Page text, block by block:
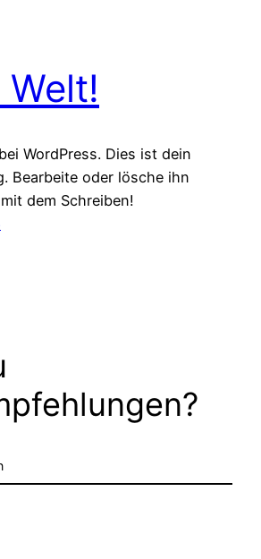
WordPress. Dies ist dein
Bearbeite oder lösche ihn
dem Schreiben!